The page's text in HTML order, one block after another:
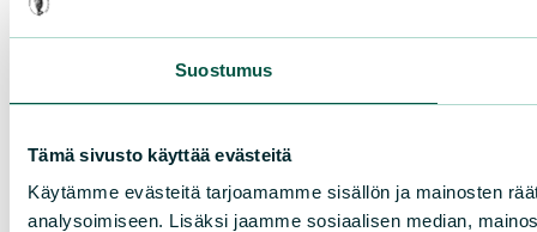
Suostumus
Tämä sivusto käyttää evästeitä
Käytämme evästeitä tarjoamamme sisällön ja mainosten
analysoimiseen. Lisäksi jaamme sosiaalisen median,